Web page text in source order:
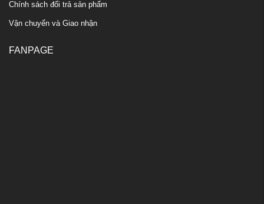
Chính sách đổi trả sản phẩm
Vận chuyển và Giao nhận
FANPAGE